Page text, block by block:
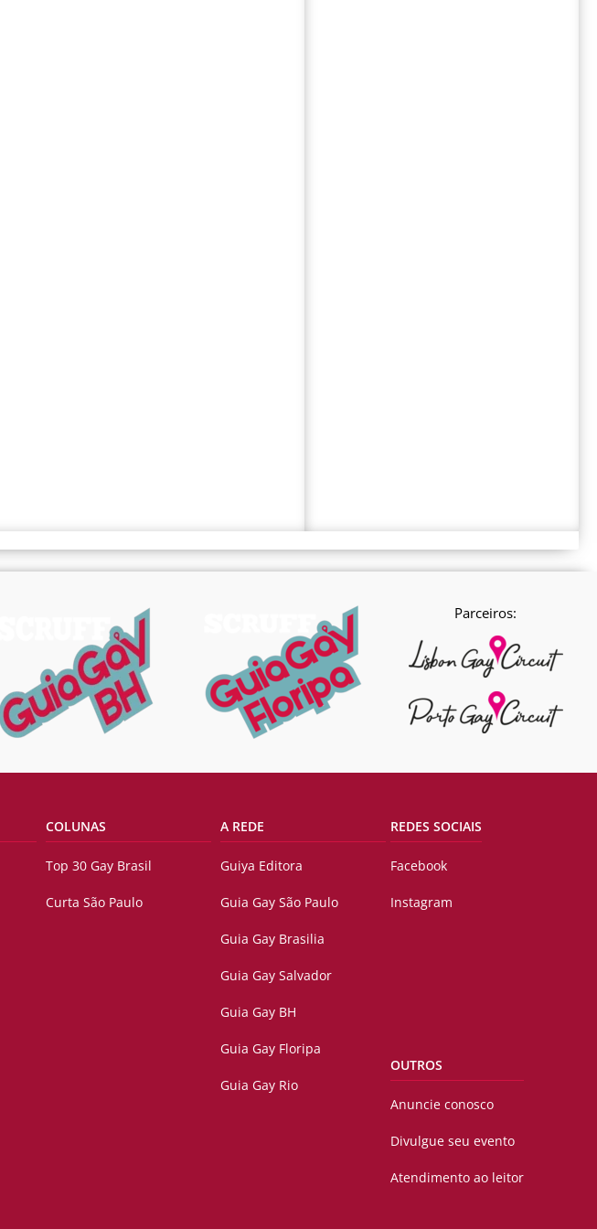
Parceiros:
COLUNAS
Top 30 Gay Brasil
Curta São Paulo
A REDE
Guiya Editora
Guia Gay São Paulo
Guia Gay Brasilia
Guia Gay Salvador
Guia Gay BH
Guia Gay Floripa
Guia Gay Rio
REDES SOCIAIS
Facebook
Instagram
OUTROS
Anuncie conosco
Divulgue seu evento
Atendimento ao leitor